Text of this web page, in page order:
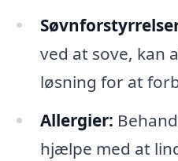
ved at sove, kan
løsning for at
Allergier:
hjælpe med at